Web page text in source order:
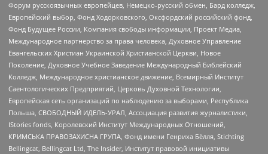
Форум русскоязычных европейцев, Немецко-русский обмен, Бард колледж,
Европейский выбор, Фонд Ходорковского, Оксфордский российский фонд,
Фонд Будущее России, Компания свободы информации, Проект Медиа,
Международное партнерство за права человека, Духовное Управление
Евангельских Христиан Украинской Христианской Церкви, Новое
Поколение, Духовное Учебное Заведение Международный Библейский
Колледж, Международное христианское движение, Всемирный Институт
Саентологических Предприятий, Церковь Духовной Технологии,
Европейская сеть организаций по наблюдению за выборами, Республика
Польша, СВОБОДНЫЙ ИДЕЛЬ-УРАЛ, Ассоциация развития журналистики,
IStories fonds, Королевский Институт Международных Отношений,
КРИМСЬКА ПРАВОЗАХИСНА ГРУПА, Фонд имени Генриха Бёлля, Stichting
Bellingcat, Bellingcat Ltd, The Insider, Институт правовой инициативы